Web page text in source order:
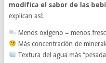
modifica el sabor de las
explican así:
Menos oxígeno = menos
Más concentración de
Textura del agua más